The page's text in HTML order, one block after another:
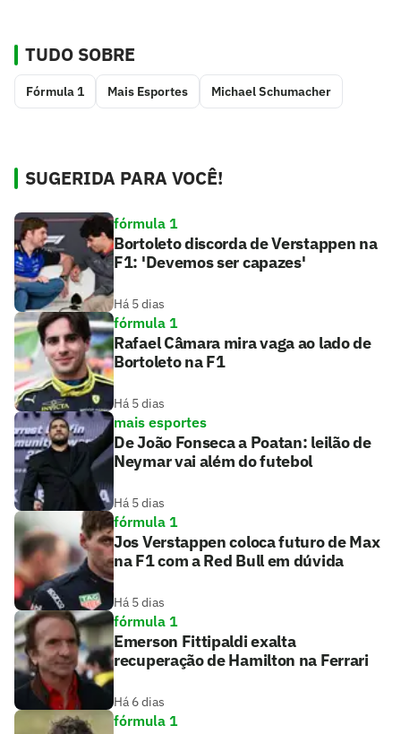
TUDO SOBRE
Fórmula 1 Mais Esportes Michael Schumacher
SUGERIDA PARA VOCÊ!
fórmula 1
Bortoleto discorda de Verstappen na
F1: 'Devemos ser capazes'
Há 5 dias
fórmula 1
Rafael Câmara mira vaga ao lado de
Bortoleto na F1
Há 5 dias
mais esportes
De João Fonseca a Poatan: leilão de
Neymar vai além do futebol
Há 5 dias
fórmula 1
Jos Verstappen coloca futuro de Max
na F1 com a Red Bull em dúvida
Há 5 dias
fórmula 1
Emerson Fittipaldi exalta
recuperação de Hamilton na Ferrari
Há 6 dias
fórmula 1